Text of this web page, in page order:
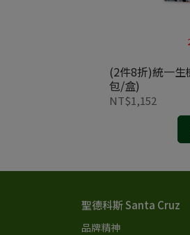
(2件8折)統一
包/盒)
NT$1,152
聖德科斯 Santa Cruz
品牌精神